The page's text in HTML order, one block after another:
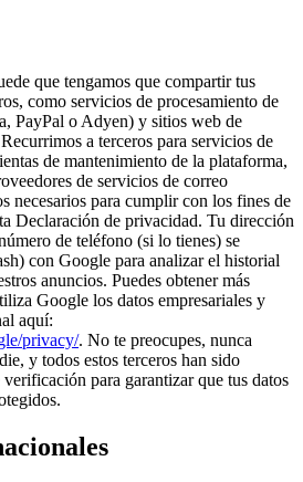
que tengamos que compartir tus
como servicios de procesamiento de
PayPal o Adyen) y sitios web de
a terceros para servicios de
de mantenimiento de la plataforma,
de servicios de correo
necesarios para cumplir con los fines de
Declaración de privacidad. Tu dirección
de teléfono (si lo tienes) se
con Google para analizar el historial
anuncios. Puedes obtener más
Google los datos empresariales y
aquí:
privacy/. No te preocupes, nunca
y todos estos terceros han sido
para garantizar que tus datos